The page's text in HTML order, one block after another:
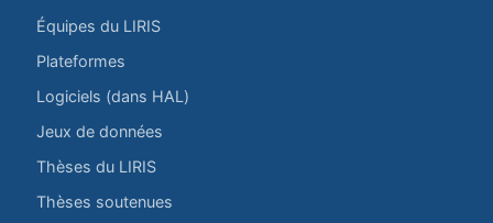
Équipes du LIRIS
Plateformes
Logiciels (dans HAL)
Jeux de données
Thèses du LIRIS
Thèses soutenues